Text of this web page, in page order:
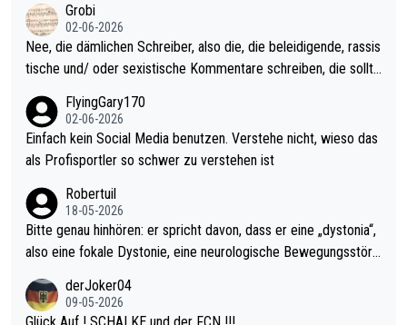
ohl wenig WDF Turniere spielen. Dies war bei Archie Self letzt
es Jahr der Fall. Er musste als amtierender Weltmeister durch
den Qualifier und ich glaube kaum, dass Mitchel sich das (in Ve
gas) antun würde, wenn er doch eigentlich die PDC-WM als Zi
el hat.
Grobi
02-06-2026
Nee, die dämlichen Schreiber, also die, die beleidigende, rassis
tische und/ oder sexistische Kommentare schreiben, die sollte
s Leben in den Griff kriegen. Nur eins wundert mich: Luke Little
r war doch neulich erst derjenige, der über Social Media GvV p
rovoziert hat. Und Littlers Mutter schießt öfters mal gegen Ric
FlyingGary170
02-06-2026
Einfach kein Social Media benutzen. Verstehe nicht, wieso das
als Profisportler so schwer zu verstehen ist
Robertuil
18-05-2026
Bitte genau hinhören: er spricht davon, dass er eine „dystonia“,
also eine fokale Dystonie, eine neurologische Bewegungsstöru
erden, im Arm hat. Und, dass Medikamente ihm helfen! Ich glau
be immer noch, dass sehr viele der Dartits-Fälle fälschlich psy
derJoker04
09-05-2026
Glück Auf ! SCHALKE und der FCN !!!